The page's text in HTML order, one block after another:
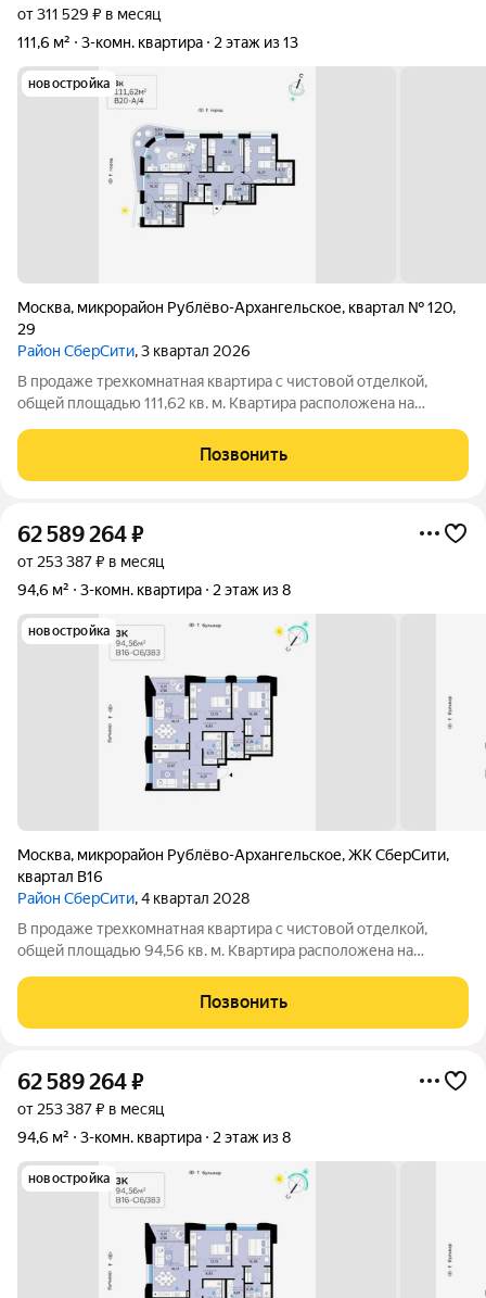
от 311 529 ₽ в месяц
111,6 м²
3-комн. квартира 2 этаж из 13
новостройка
Москва, микрорайон Рублёво-Архангельское, квартал № 120,
29
Район СберСити, 3 квартал 2026
В продаже трехкомнатная квартира с чистовой отделкой,
общей площадью 111,62 кв. м. Квартира расположена на
Адвансд в новом районе СберСити, который строит Сбер. Дом
находится на первой береговой
Позвонить
62 589 264₽
от 253 387 ₽ в месяц
94,6 м²
3-комн. квартира 2 этаж из 8
новостройка
Москва, микрорайон Рублёво-Архангельское,ЖК СберCити,
квартал В16
Район СберСити, 4 квартал 2028
В продаже трехкомнатная квартира с чистовой отделкой,
общей площадью 94,56 кв. м. Квартира расположена на
В16 нового района СберСити, который строит Сбер.
Архитектуру квартала В16 создало
Позвонить
62 589 264₽
от 253 387 ₽ в месяц
94,6 м²
3-комн. квартира 2 этаж из 8
новостройка